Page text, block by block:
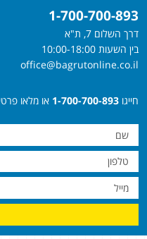
1-700-700-893
דרך השלום 7, ת"א
בין השעות 10:00-18:00
office@bagrutonline.co.il
חייגו 1-700-700-893 או מלאו